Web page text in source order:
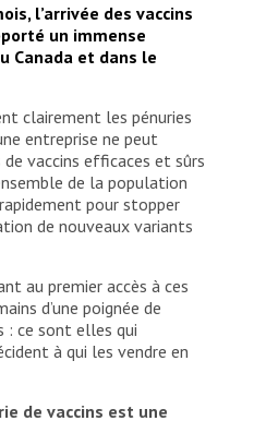
of the population of
indigenous origin. In
indigenous patients
the duration of
that is not
Hammocks are
In addition,
many people in the
and can be
offered by
does not cause
spiritual leaders of
visit and perform
is that they use
to avoid being
with the patient.
l’arrivée des vaccins
un immense
Canada et dans le
clairement les pénuries
entreprise ne peut
vaccins efficaces et sûrs
de la population
pour stopper
de nouveaux variants
au premier accès à ces
d’une poignée de
: ce sont elles qui
à qui les vendre en
de vaccins est une